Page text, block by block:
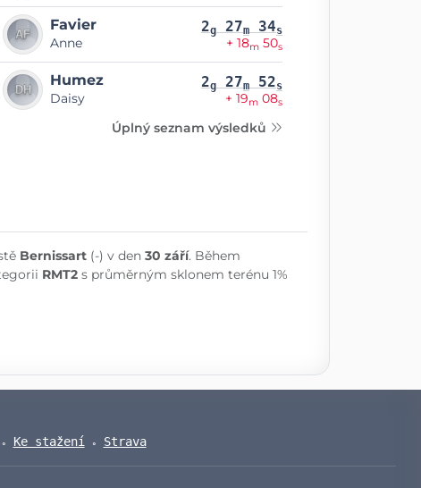
Favier
Anne
2g 27m 34s
+ 18m 50s
Humez
Daisy
2g 27m 52s
+ 19m 08s
Úplný seznam výsledků
Bernissart(-) v den 30 září. Během
RMT2s průměrným sklonem terénu 1%
Ke stažení Strava